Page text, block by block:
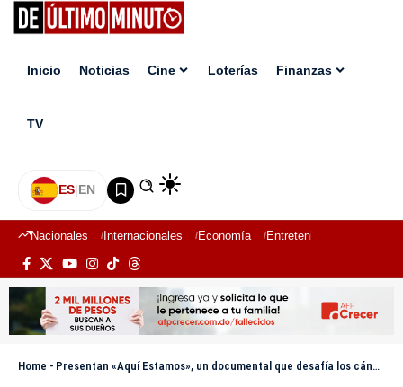
Inicio Noticias Cine Loterías Finanzas
TV
ES|EN
Nacionales Internacionales Economía Entretenimiento
Home - Presentan «Aquí Estamos», un documental que desafía los cánones políticos de RD